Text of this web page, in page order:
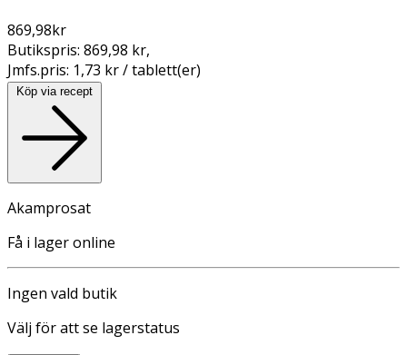
869,98kr
Butikspris: 869,98 kr,
Jmfs.pris: 1,73 kr / tablett(er)
Köp via recept
Akamprosat
Få i lager online
Ingen vald butik
Välj för att se lagerstatus